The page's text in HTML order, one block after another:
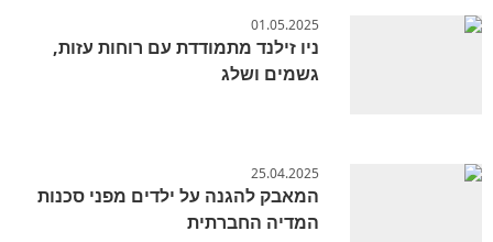
01.05.2025
ניו זילנד מתמודדת עם רוחות עזות,
גשמים ושלג
25.04.2025
המאבק להגנה על ילדים מפני סכנות
המדיה החברתית